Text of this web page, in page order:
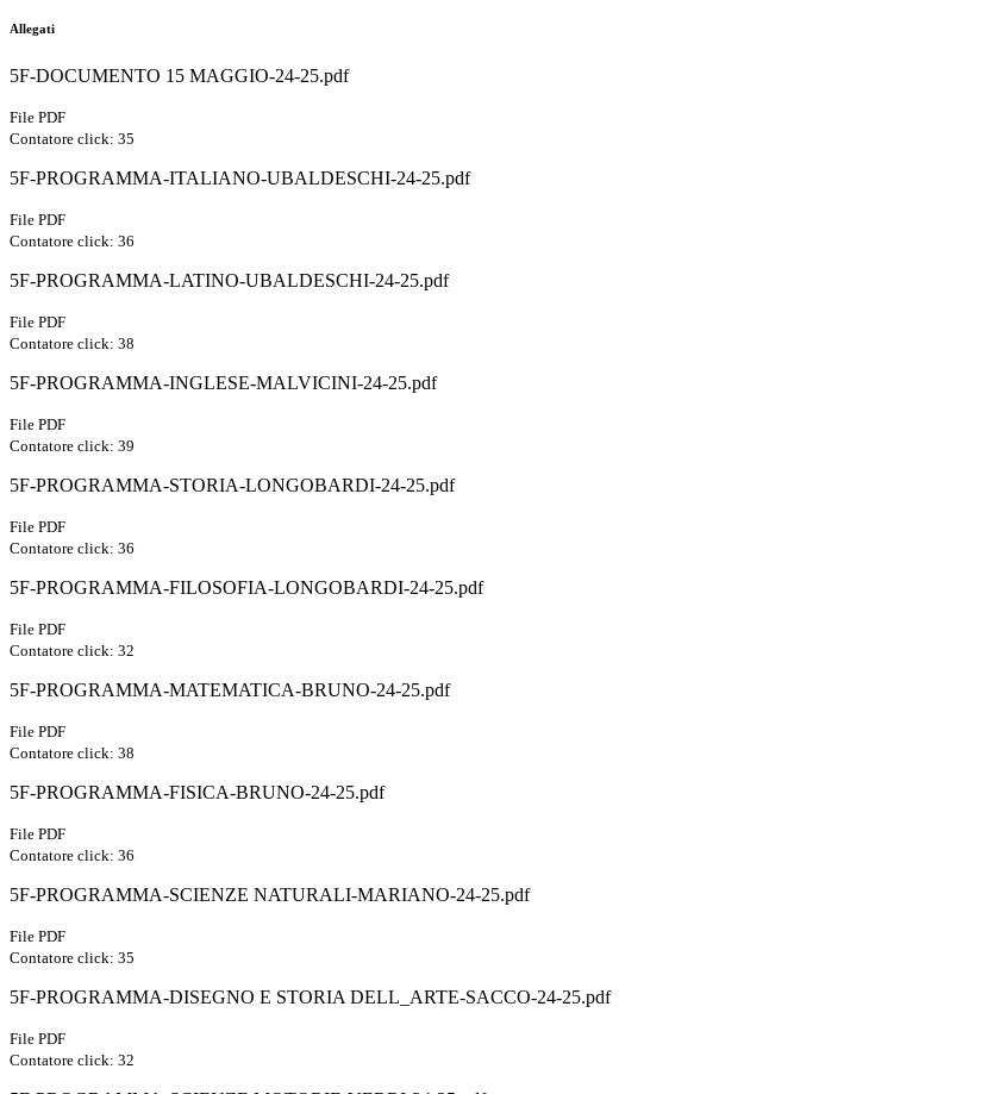
Allegati
5F-DOCUMENTO 15 MAGGIO-24-25.pdf
File PDF
Contatore click: 35
5F-PROGRAMMA-ITALIANO-UBALDESCHI-24-25.pdf
File PDF
Contatore click: 36
5F-PROGRAMMA-LATINO-UBALDESCHI-24-25.pdf
File PDF
Contatore click: 38
5F-PROGRAMMA-INGLESE-MALVICINI-24-25.pdf
File PDF
Contatore click: 39
5F-PROGRAMMA-STORIA-LONGOBARDI-24-25.pdf
File PDF
Contatore click: 36
5F-PROGRAMMA-FILOSOFIA-LONGOBARDI-24-25.pdf
File PDF
Contatore click: 32
5F-PROGRAMMA-MATEMATICA-BRUNO-24-25.pdf
File PDF
Contatore click: 38
5F-PROGRAMMA-FISICA-BRUNO-24-25.pdf
File PDF
Contatore click: 36
5F-PROGRAMMA-SCIENZE NATURALI-MARIANO-24-25.pdf
File PDF
Contatore click: 35
5F-PROGRAMMA-DISEGNO E STORIA DELL_ARTE-SACCO-24-25.pdf
File PDF
Contatore click: 32